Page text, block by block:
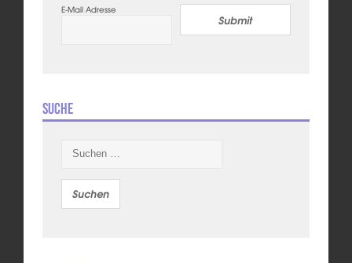
E-Mail Adresse
Submit
Suche
nach: